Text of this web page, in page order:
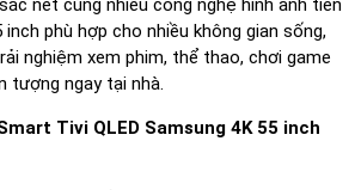
ắc nét cùng nhiều công nghệ hình ảnh tiên
inch phù hợp cho nhiều không gian sống,
nghiệm xem phim, thể thao, chơi game
tượng ngay tại nhà.
Tivi QLED Samsung 4K 55 inch